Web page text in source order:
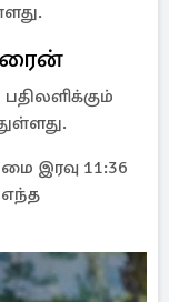
இரவு 11:36
எந்த